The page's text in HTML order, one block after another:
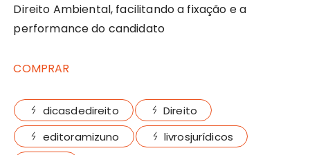
Direito Ambiental, facilitando a fixação e a
performance do candidato
COMPRAR
dicasdedireito
Direito
editoramizuno
livrosjurídicos